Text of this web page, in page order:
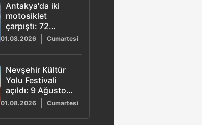
Antakya'da iki
motosiklet
çarpıştı: 72
yaşındaki sürücü
yaşamını yitirdi
01.08.2026 Cumartesi
Nevşehir Kültür
Yolu Festivali
açıldı: 9 Ağustos’a
kadar 156 etkinlik
düzenlenecek
01.08.2026 Cumartesi